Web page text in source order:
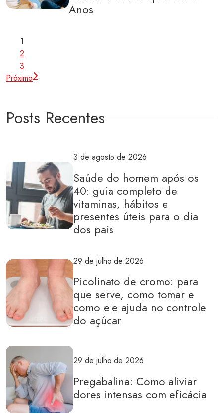
Anos
Paginação
de
posts
1
2
3
Próximo
Posts Recentes
3 de agosto de 2026
Saúde do homem após os
40: guia completo de
vitaminas, hábitos e
presentes úteis para o dia
dos pais
29 de julho de 2026
Picolinato de cromo: para
que serve, como tomar e
como ele ajuda no controle
do açúcar
29 de julho de 2026
Pregabalina: Como aliviar
dores intensas com eficácia